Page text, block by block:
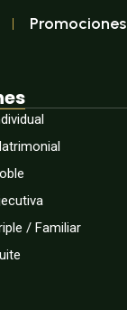
Promociones
/ Familiar